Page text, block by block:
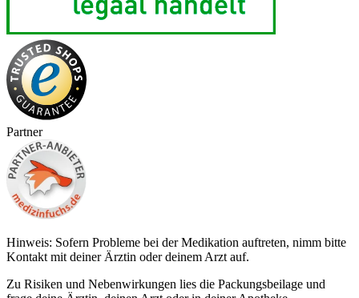
Partner
Hinweis: Sofern Probleme bei der Medikation auftreten, nimm bitte
Kontakt mit deiner Ärztin oder deinem Arzt auf.
Zu Risiken und Nebenwirkungen lies die Packungsbeilage und